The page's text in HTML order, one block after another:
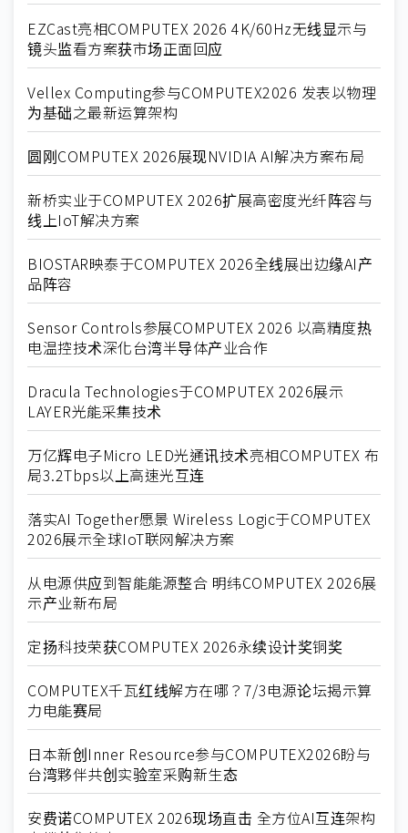
EZCast亮相COMPUTEX 2026 4K/60Hz无线显示与
镜头监看方案获市场正面回应
Vellex Computing参与COMPUTEX2026 发表以物理
为基础之最新运算架构
圆刚COMPUTEX 2026展现NVIDIA AI解决方案布局
新桥实业于COMPUTEX 2026扩展高密度光纤阵容与
线上IoT解决方案
BIOSTAR映泰于COMPUTEX 2026全线展出边缘AI产
品阵容
Sensor Controls参展COMPUTEX 2026 以高精度热
电温控技术深化台湾半导体产业合作
Dracula Technologies于COMPUTEX 2026展示
LAYER光能采集技术
万亿辉电子Micro LED光通讯技术亮相COMPUTEX 布
局3.2Tbps以上高速光互连
落实AI Together愿景 Wireless Logic于COMPUTEX
2026展示全球IoT联网解决方案
从电源供应到智能能源整合 明纬COMPUTEX 2026展
示产业新布局
定扬科技荣获COMPUTEX 2026永续设计奖铜奖
COMPUTEX千瓦红线解方在哪？7/3电源论坛揭示算
力电能赛局
日本新创Inner Resource参与COMPUTEX2026盼与
台湾夥伴共创实验室采购新生态
安费诺COMPUTEX 2026现场直击 全方位AI互连架构